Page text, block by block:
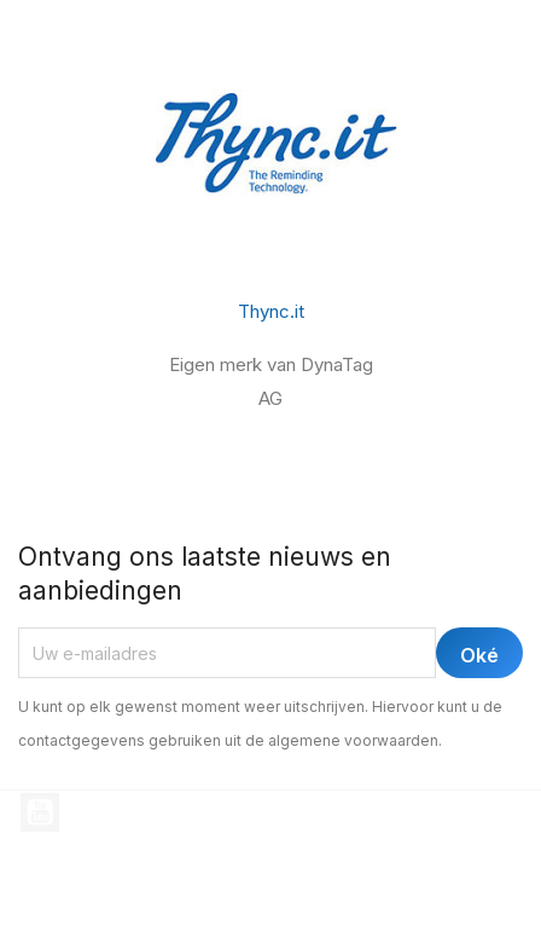
Thync.it
Eigen merk van DynaTag
AG
Ontvang ons laatste nieuws en
aanbiedingen
U kunt op elk gewenst moment weer uitschrijven. Hiervoor kunt u de
contactgegevens gebruiken uit de algemene voorwaarden.